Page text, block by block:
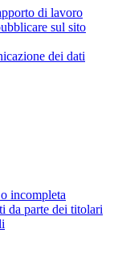
di lavoro
sul sito
dei dati
incompleta
da parte dei titolari